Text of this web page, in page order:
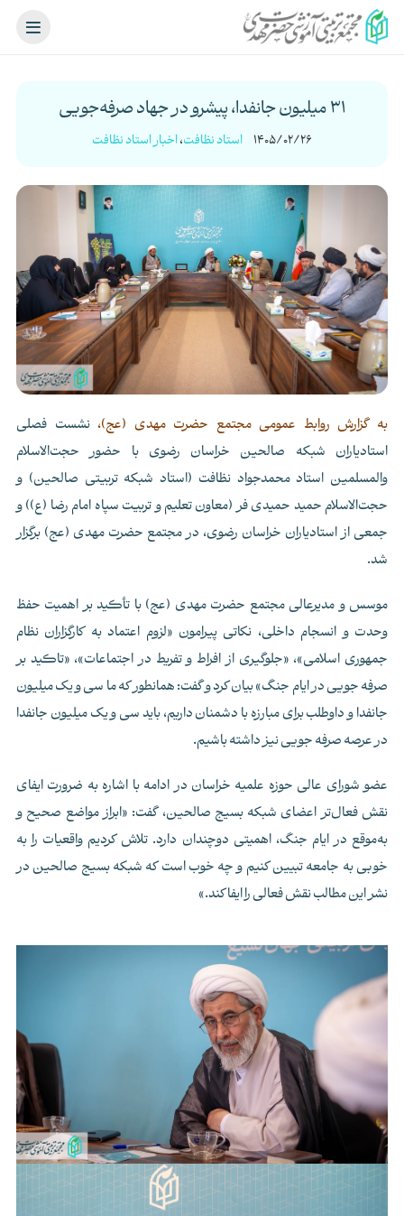
31 میلیون جانفدا، پیشرو در جهاد صرفه‌جویی
1405/02/26 استاد نظافت،اخبار استاد نظافت
به گزارش روابط عمومی مجتمع حضرت مهدی (عج)، نشست فصلی
استادیاران شبکه صالحین خراسان رضوی با حضور حجت‌الاسلام
والمسلمین استاد محمدجواد نظافت (استاد شبکه تربیتی صالحین) و
حجت‌الاسلام حمید حمیدی فر (معاون تعلیم و تربیت سپاه امام رضا (ع)) و
جمعی از استادیاران خراسان رضوی، در مجتمع حضرت مهدی (عج) برگزار
شد.
موسس و مدیرعالی مجتمع حضرت مهدی (عج) با تأکید بر اهمیت حفظ
وحدت و انسجام داخلی، نکاتی پیرامون «لزوم اعتماد به کارگزاران نظام
جمهوری اسلامی»، «جلوگیری از افراط و تفریط در اجتماعات»، «تاکید بر
صرفه جویی در ایام جنگ» بیان کرد و گفت: همانطور که ما سی و یک میلیون
جانفدا و داوطلب برای مبارزه با دشمنان داریم، باید سی و یک میلیون جانفدا
در عرصه صرفه جویی نیز داشته باشیم.
عضو شورای عالی حوزه علمیه خراسان در ادامه با اشاره به ضرورت ایفای
نقش فعال‌تر اعضای شبکه بسیج صالحین، گفت: «ابراز مواضع صحیح و
به‌موقع در ایام جنگ، اهمیتی دوچندان دارد. تلاش کردیم واقعیات را به
خوبی به جامعه تبیین کنیم و چه خوب است که شبکه بسیج صالحین در
نشر این مطالب نقش فعالی را ایفا کند.»